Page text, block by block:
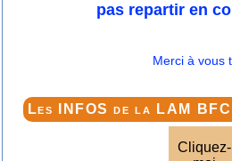
pas repartir en
Merci à vous
Les INFOS de la LAM BFC
Cliquez-